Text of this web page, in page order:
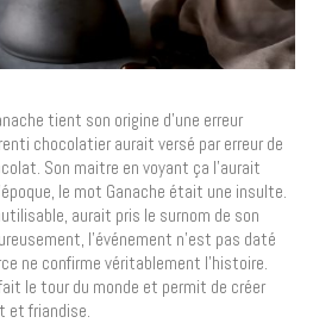
tient son origine d’une erreur
chocolatier aurait versé par erreur de
Son maitre en voyant ça l’aurait
le mot Ganache était une insulte.
aurait pris le surnom de son
l’événement n’est pas daté
ne confirme véritablement l’histoire.
le tour du monde et permit de créer
et friandise.